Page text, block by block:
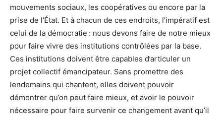
mouvements sociaux, les coopératives ou encore par la
prise de l’État. Et à chacun de ces endroits, l’impératif est
celui de la démocratie : nous devons faire de notre mieux
pour faire vivre des institutions contrôlées par la base.
Ces institutions doivent être capables d’articuler un
projet collectif émancipateur. Sans promettre des
lendemains qui chantent, elles doivent pouvoir
démontrer qu’on peut faire mieux, et avoir le pouvoir
nécessaire pour faire survenir ce changement avant qu’il